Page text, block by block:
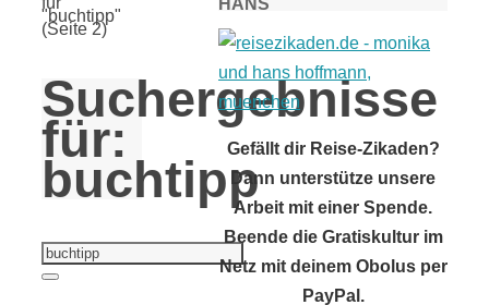
"buchtipp"
(Seite 2)
Suchergebnisse
für:
buchtipp
Suchen
nach:
Suchen
HANS
Gefällt dir Reise-Zikaden?
Dann unterstütze unsere
Arbeit mit einer Spende.
Beende die Gratiskultur im
Netz mit deinem Obolus per
PayPal.